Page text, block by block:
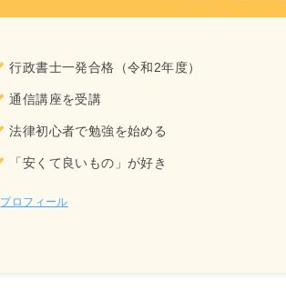
行政書士一発合格（令和2年度）
通信講座を受講
法律初心者で勉強を始める
「安くて良いもの」が好き
プロフィール